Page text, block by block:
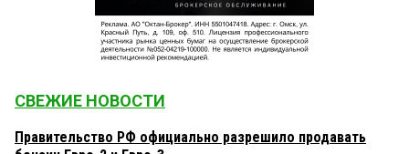
СВЕЖИЕ НОВОСТИ
Правительство РФ официально разрешило продавать